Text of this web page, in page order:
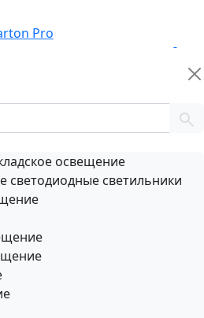
освещение
светильники